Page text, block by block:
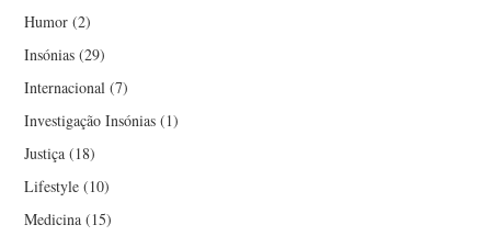
Humor (2)
Insónias (29)
Internacional (7)
Investigação Insónias (1)
Justiça (18)
Lifestyle (10)
Medicina (15)